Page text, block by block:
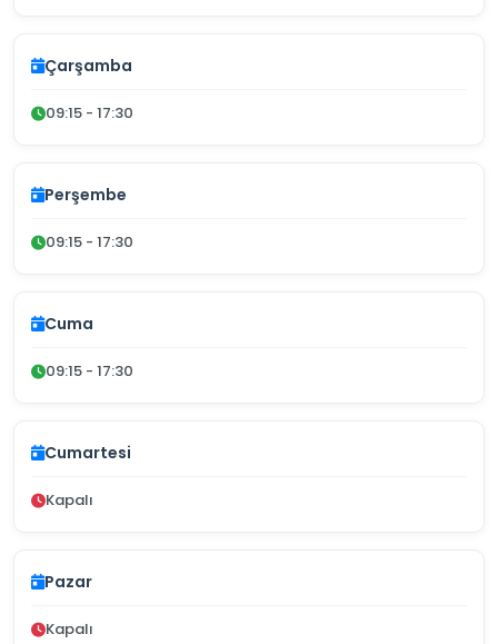
Çarşamba
09:15 - 17:30
Perşembe
09:15 - 17:30
Cuma
09:15 - 17:30
Cumartesi
Kapalı
Pazar
Kapalı